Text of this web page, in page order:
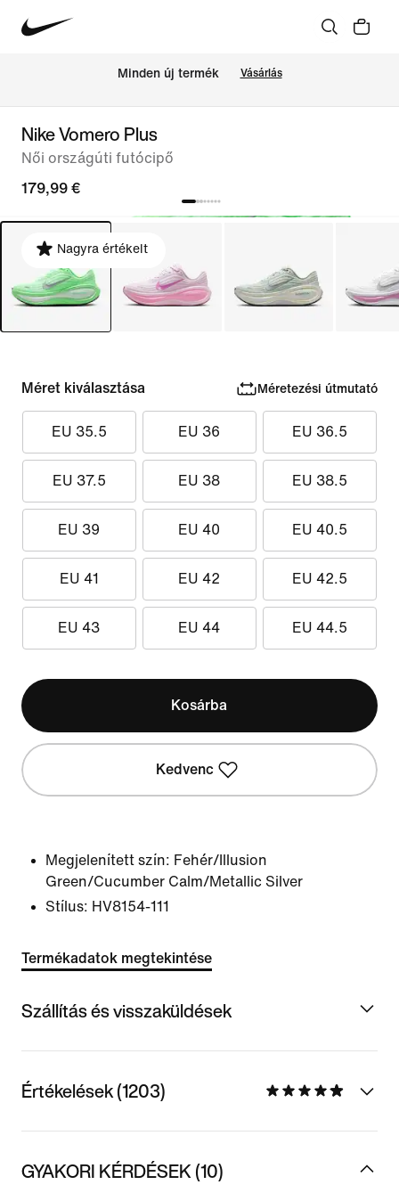
Minden új termék Vásárlás
Nike Vomero Plus
Női országúti futócipő
179,99 €
Nagyra értékelt
Méret kiválasztása Méretezési útmutató
EU 35.5 EU 36 EU 36.5
EU 37.5 EU 38 EU 38.5
EU 39 EU 40 EU 40.5
EU 41 EU 42 EU 42.5
EU 43 EU 44 EU 44.5
Kosárba
Kedvenc
Megjelenített szín: Fehér/Illusion
Green/Cucumber Calm/Metallic Silver
Stílus: HV8154-111
Termékadatok megtekintése
Szállítás és visszaküldések
Értékelések (1203)
GYAKORI KÉRDÉSEK (10)